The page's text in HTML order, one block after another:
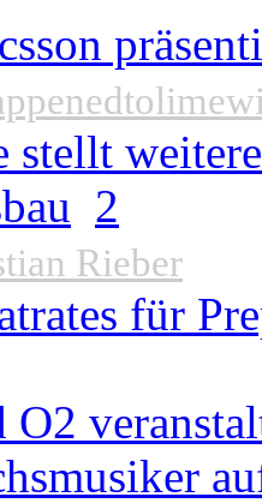
stellt
2
Rieber
für
O2